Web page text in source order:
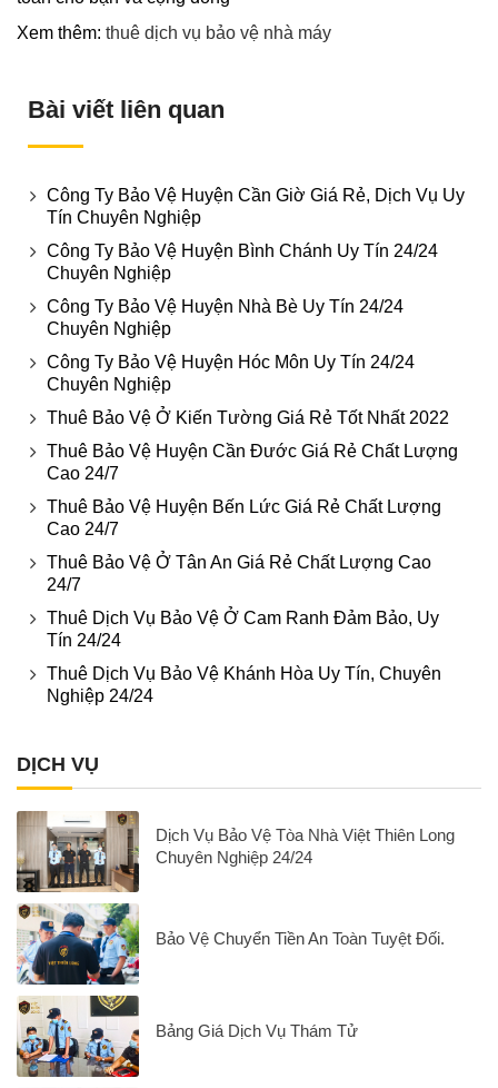
Xem thêm: thuê dịch vụ bảo vệ nhà máy
Bài viết liên quan
Công Ty Bảo Vệ Huyện Cần Giờ Giá Rẻ, Dịch Vụ Uy
Tín Chuyên Nghiệp
Công Ty Bảo Vệ Huyện Bình Chánh Uy Tín 24/24
Chuyên Nghiệp
Công Ty Bảo Vệ Huyện Nhà Bè Uy Tín 24/24
Chuyên Nghiệp
Công Ty Bảo Vệ Huyện Hóc Môn Uy Tín 24/24
Chuyên Nghiệp
Thuê Bảo Vệ Ở Kiến Tường Giá Rẻ Tốt Nhất 2022
Thuê Bảo Vệ Huyện Cần Đước Giá Rẻ Chất Lượng
Cao 24/7
Thuê Bảo Vệ Huyện Bến Lức Giá Rẻ Chất Lượng
Cao 24/7
Thuê Bảo Vệ Ở Tân An Giá Rẻ Chất Lượng Cao
24/7
Thuê Dịch Vụ Bảo Vệ Ở Cam Ranh Đảm Bảo, Uy
Tín 24/24
Thuê Dịch Vụ Bảo Vệ Khánh Hòa Uy Tín, Chuyên
Nghiệp 24/24
DỊCH VỤ
Dịch Vụ Bảo Vệ Tòa Nhà Việt Thiên Long
Chuyên Nghiệp 24/24
Bảo Vệ Chuyển Tiền An Toàn Tuyệt Đối.
Bảng Giá Dịch Vụ Thám Tử